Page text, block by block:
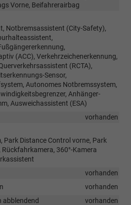
Vorne, Beifahrerairbag
Notbremsassistent (City-Safety),
(ACC), Verkehrzeichenerkennung,
(RCTA),
Sensor,
Autonomes Notbremssystem,
Anhänger-
Ausweichassistent (ESA)
vorhanden
Park Distance Control vorne, Park
360°-Kamera
vorhanden
vorhanden
abblendend
vorhanden